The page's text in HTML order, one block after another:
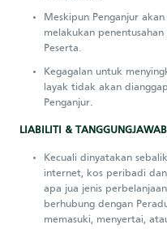
Meskipun Penganjur
melakukan
Peserta.
Kegagalan untuk
layak tidak akan
Penganjur.
LIABILITI & TANGGUNGJAWAB
Kecuali dinyatakan
internet, kos peribadi
apa jua jenis
berhubung dengan
memasuki, menyertai,